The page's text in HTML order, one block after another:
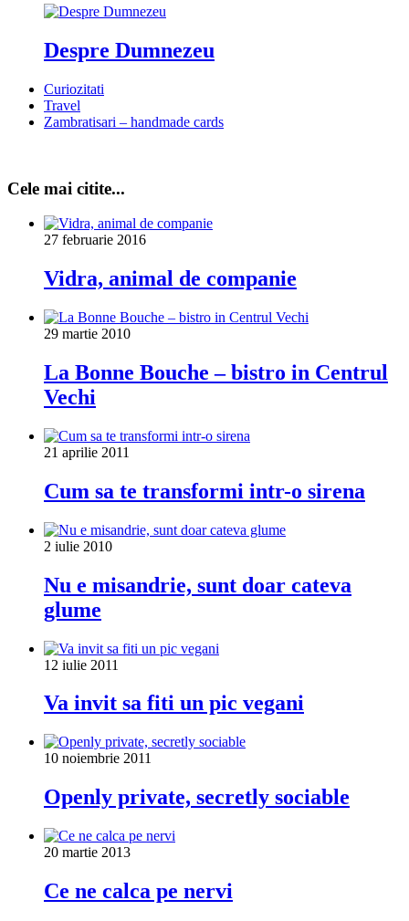
Despre Dumnezeu
Curiozitati
Travel
Zambratisari – handmade cards
Cele mai citite...
27 februarie 2016
Vidra, animal de companie
29 martie 2010
La Bonne Bouche – bistro in Centrul
Vechi
21 aprilie 2011
Cum sa te transformi intr-o sirena
2 iulie 2010
Nu e misandrie, sunt doar cateva
glume
12 iulie 2011
Va invit sa fiti un pic vegani
10 noiembrie 2011
Openly private, secretly sociable
20 martie 2013
Ce ne calca pe nervi